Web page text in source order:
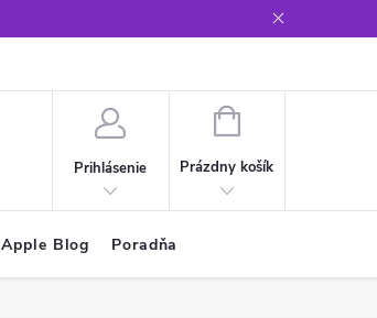
Prihlásenie
NÁKUPNÝ
Prázdny košík
Apple Blog Poradňa